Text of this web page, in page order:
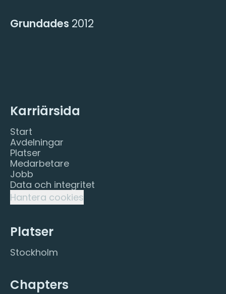
Grundades 2012
Karriärsida
Start
Avdelningar
Platser
Medarbetare
Jobb
Data och integritet
Hantera cookies
Platser
Stockholm
Chapters